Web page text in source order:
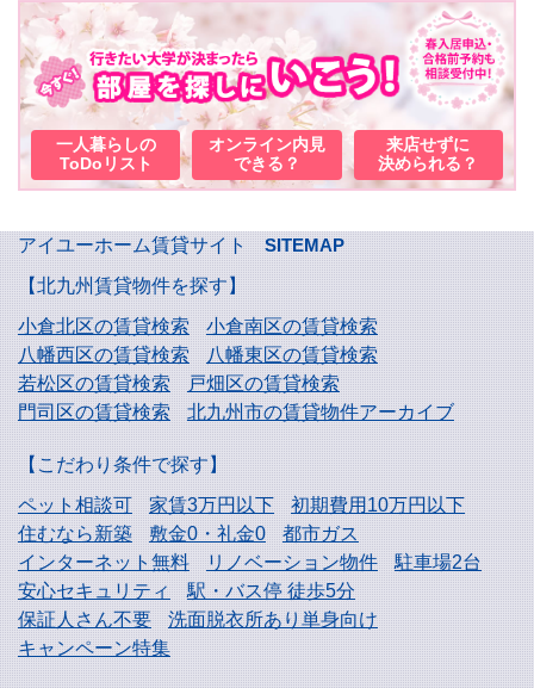
一人暮らしの
ToDoリスト
オンライン内見
できる？
来店せずに
決められる？
アイユーホーム賃貸サイト
SITEMAP
【北九州賃貸物件を探す】
小倉北区の賃貸検索
小倉南区の賃貸検索
八幡西区の賃貸検索
八幡東区の賃貸検索
若松区の賃貸検索
戸畑区の賃貸検索
門司区の賃貸検索
北九州市の賃貸物件アーカイブ
【こだわり条件で探す】
ペット相談可
家賃3万円以下
初期費用10万円以下
住むなら新築
敷金0・礼金0
都市ガス
インターネット無料
リノベーション物件
駐車場2台
安心セキュリティ
駅・バス停 徒歩5分
保証人さん不要
洗面脱衣所あり単身向け
キャンペーン特集